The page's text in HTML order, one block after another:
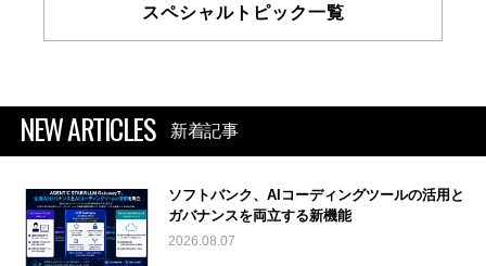
スペシャルトピック一覧
NEW ARTICLES 新着記事
ソフトバンク、AIコーディングツールの活用と
ガバナンスを両立する新機能
2026.08.07